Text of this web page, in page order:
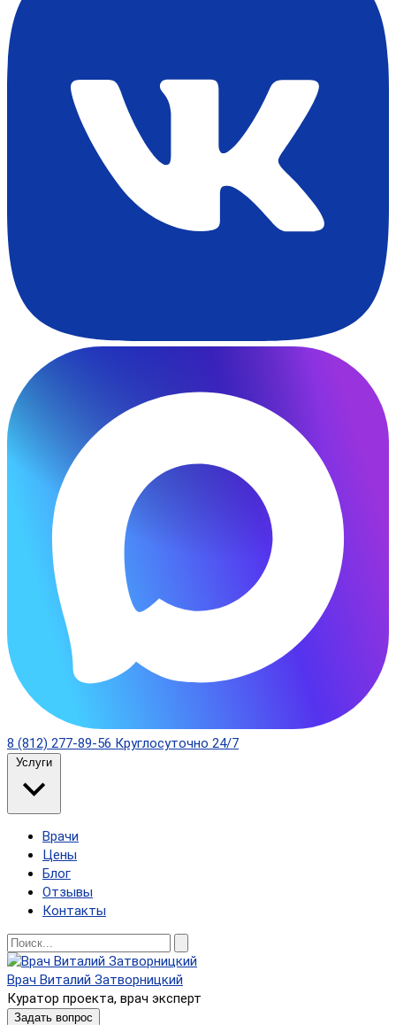
8 (812) 277-89-56 Круглосуточно 24/7
Услуги
Врачи
Цены
Блог
Отзывы
Контакты
Врач Виталий Затворницкий
Куратор проекта, врач эксперт
Задать вопрос